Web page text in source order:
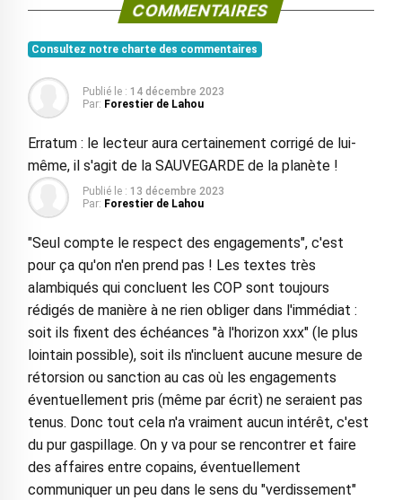
COMMENTAIRES
Consultez notre charte des commentaires
Publié le : 14 décembre 2023
Par: Forestier de Lahou
Erratum : le lecteur aura certainement corrigé de lui-
même, il s'agit de la SAUVEGARDE de la planète !
Publié le : 13 décembre 2023
Par: Forestier de Lahou
"Seul compte le respect des engagements", c'est
pour ça qu'on n'en prend pas ! Les textes très
alambiqués qui concluent les COP sont toujours
rédigés de manière à ne rien obliger dans l'immédiat :
soit ils fixent des échéances "à l'horizon xxx" (le plus
lointain possible), soit ils n'incluent aucune mesure de
rétorsion ou sanction au cas où les engagements
éventuellement pris (même par écrit) ne seraient pas
tenus. Donc tout cela n'a vraiment aucun intérêt, c'est
du pur gaspillage. On y va pour se rencontrer et faire
des affaires entre copains, éventuellement
communiquer un peu dans le sens du "verdissement"